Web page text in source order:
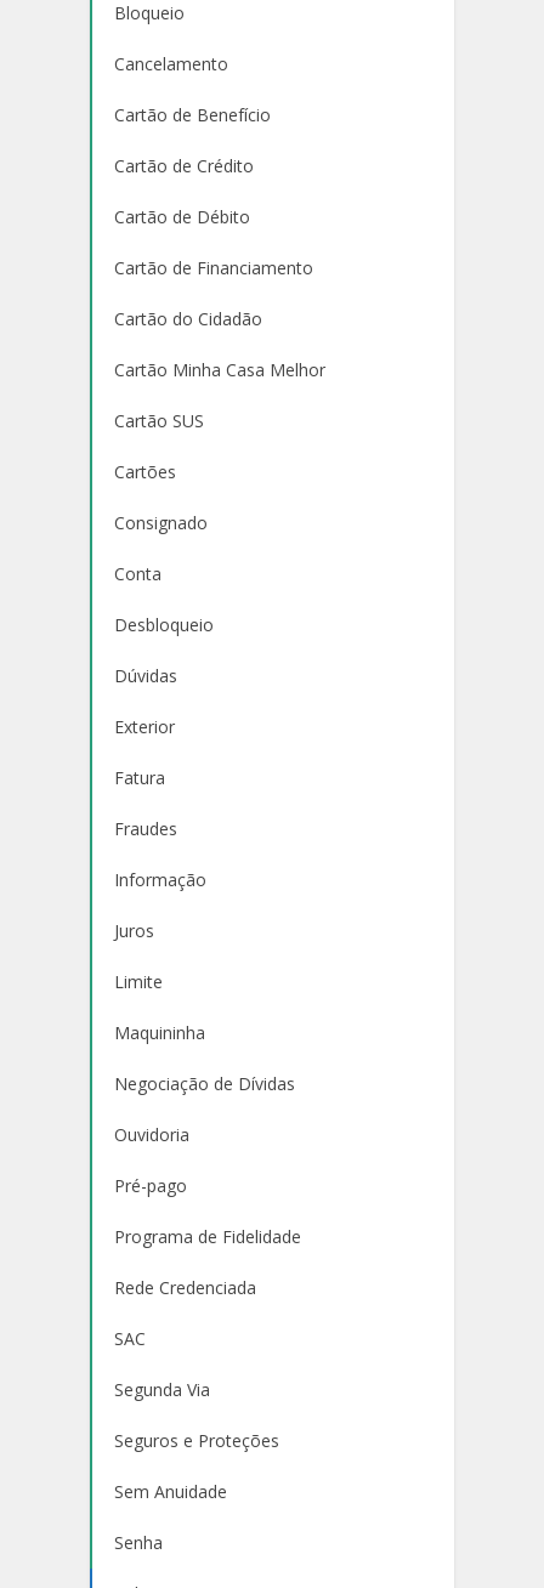
Bloqueio
Cancelamento
Cartão de Benefício
Cartão de Crédito
Cartão de Débito
Cartão de Financiamento
Cartão do Cidadão
Cartão Minha Casa Melhor
Cartão SUS
Cartões
Consignado
Conta
Desbloqueio
Dúvidas
Exterior
Fatura
Fraudes
Informação
Juros
Limite
Maquininha
Negociação de Dívidas
Ouvidoria
Pré-pago
Programa de Fidelidade
Rede Credenciada
SAC
Segunda Via
Seguros e Proteções
Sem Anuidade
Senha